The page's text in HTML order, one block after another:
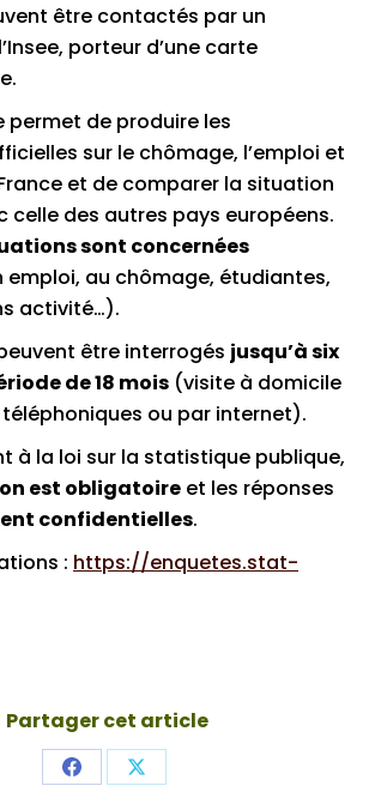
être contactés par un
porteur d’une carte
permet de produire les
sur le chômage, l’emploi et
et de comparer la situation
celle des autres pays européens.
sont concernées
emploi, au chômage, étudiantes,
activité…).
être interrogés jusqu’à six
de 18 mois (visite à domicile
ou par internet).
à la loi sur la statistique publique,
est obligatoire et les réponses
confidentielles.
: https://enquetes.stat-
Partager cet article
Share Share